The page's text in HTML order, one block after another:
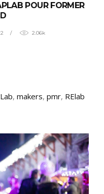
POUR FORMER
2.06k
, makers, pmr, RElab